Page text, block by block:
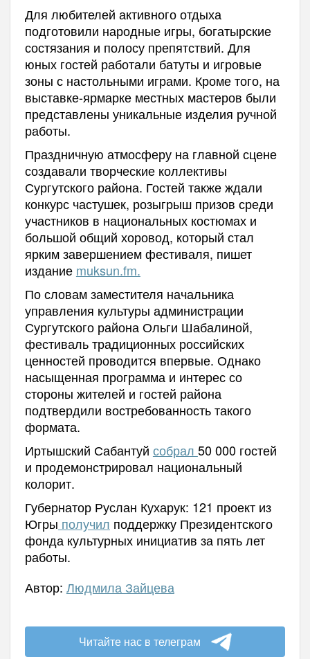
Для любителей активного отдыха
подготовили народные игры, богатырские
состязания и полосу препятствий. Для
юных гостей работали батуты и игровые
зоны с настольными играми. Кроме того, на
выставке-ярмарке местных мастеров были
представлены уникальные изделия ручной
работы.
Праздничную атмосферу на главной сцене
создавали творческие коллективы
Сургутского района. Гостей также ждали
конкурс частушек, розыгрыш призов среди
участников в национальных костюмах и
большой общий хоровод, который стал
ярким завершением фестиваля, пишет
издание muksun.fm.
По словам заместителя начальника
управления культуры администрации
Сургутского района Ольги Шабалиной,
фестиваль традиционных российских
ценностей проводится впервые. Однако
насыщенная программа и интерес со
стороны жителей и гостей района
подтвердили востребованность такого
формата.
Иртышский Сабантуй собрал 50 000 гостей
и продемонстрировал национальный
колорит.
Губернатор Руслан Кухарук: 121 проект из
Югры получил поддержку Президентского
фонда культурных инициатив за пять лет
работы.
Автор: Людмила Зайцева
Читайте нас в телеграм